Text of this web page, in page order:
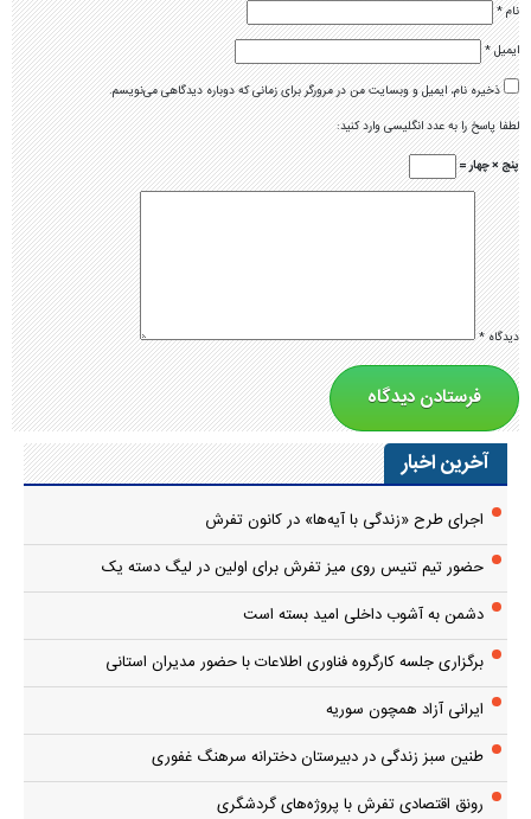
نام*
ایمیل*
ذخیره نام، ایمیل و وبسایت من در مرورگر برای زمانی که دوباره دیدگاهی می‌نویسم.
لطفا پاسخ را به عدد انگلیسی وارد کنید:
پنج × چهار =
دیدگاه*
آخرین اخبار
اجرای طرح «زندگی با آیه‌ها» در کانون تفرش
حضور تیم تنیس روی میز تفرش برای اولین در لیگ دسته یک
دشمن به آشوب داخلی امید بسته است
برگزاری جلسه کارگروه فناوری اطلاعات با حضور مدیران استانی
ایرانی آزاد همچون سوریه
طنین سبز زندگی در دبیرستان دخترانه سرهنگ غفوری
رونق اقتصادی تفرش با پروژه‌های گردشگری